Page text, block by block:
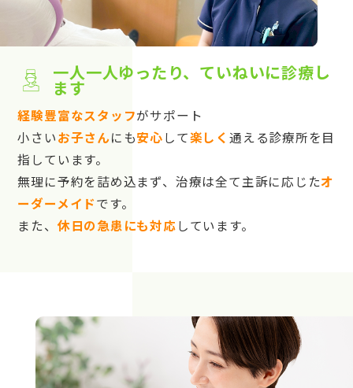
一人一人ゆったり、ていねいに診療し
ます
経験豊富なスタッフがサポート
小さいお子さんにも安心して楽しく 通える診療所を目
指しています。
無理に予約を詰め込まず、治療は全て主訴に応じたオ
ーダーメイドです。
また、 休日の急患にも対応しています。